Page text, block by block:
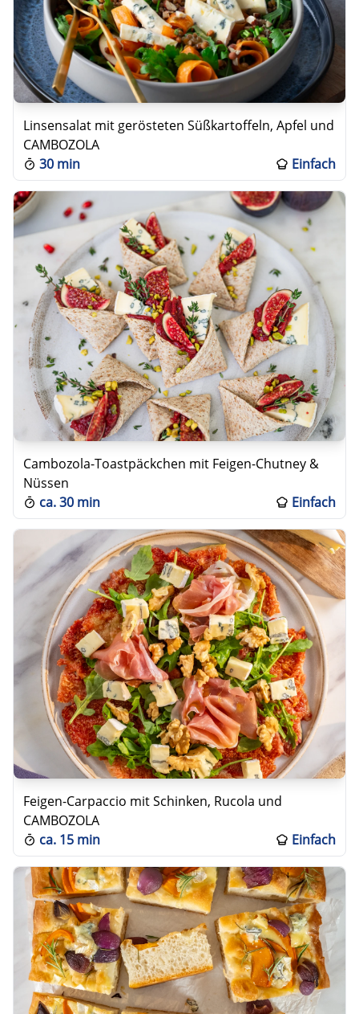
Linsensalat mit gerösteten Süßkartoffeln, Apfel und
CAMBOZOLA
30 min
Einfach
Cambozola-Toastpäckchen mit Feigen-Chutney &
Nüssen
ca.30 min Einfach
Feigen-Carpaccio mit Schinken, Rucola und
CAMBOZOLA
ca. 15 min Einfach